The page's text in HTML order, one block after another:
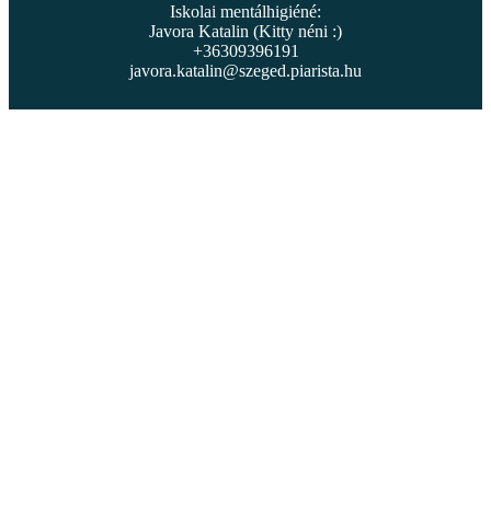
Iskolai mentálhigiéné:
Javora Katalin (Kitty néni :)
+36309396191
javora.katalin@szeged.piarista.hu